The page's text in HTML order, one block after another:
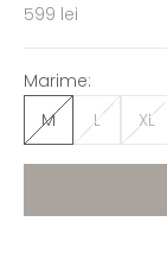
Preț redus
599 lei
Marime:
M
L XL